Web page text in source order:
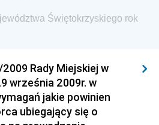
Energii
Finansów
Rozwoju i Finansów
Urzędu Górniczego
Urzędu Transportu
Świętokrzyskiego rok
Rady Miejskiej w
września 2009r. w
jakie powinien
ubiegający się o